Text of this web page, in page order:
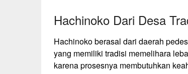
Hachinoko Dari Desa
Hachinoko berasal dari daerah
yang memiliki tradisi memelihara
karena prosesnya membutuhkan